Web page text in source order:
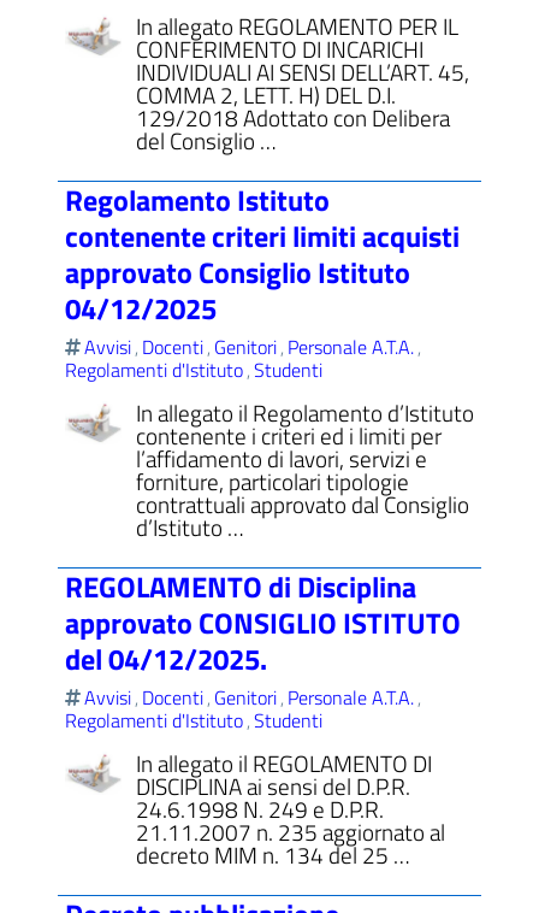
In allegato REGOLAMENTO PER IL
CONFERIMENTO DI INCARICHI
INDIVIDUALI AI SENSI DELL’ART. 45,
COMMA 2, LETT. H) DEL D.I.
129/2018 Adottato con Delibera
del Consiglio …
Regolamento Istituto
contenente criteri limiti acquisti
approvato Consiglio Istituto
04/12/2025
Avvisi, Docenti, Genitori, Personale A.T.A.,
Regolamenti d'Istituto,Studenti
In allegato il Regolamento d’Istituto
contenente i criteri ed i limiti per
l’affidamento di lavori, servizi e
forniture, particolari tipologie
contrattuali approvato dal Consiglio
d’Istituto …
REGOLAMENTO di Disciplina
approvato CONSIGLIO ISTITUTO
del 04/12/2025.
Avvisi, Docenti, Genitori, Personale A.T.A.,
Regolamenti d'Istituto,Studenti
In allegato il REGOLAMENTO DI
DISCIPLINA ai sensi del D.P.R.
24.6.1998 N. 249 e D.P.R.
21.11.2007 n. 235 aggiornato al
decreto MIM n. 134 del 25 …